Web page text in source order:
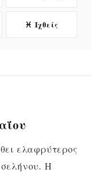
♓ Ιχθείς
ελαφρύτερος
Η